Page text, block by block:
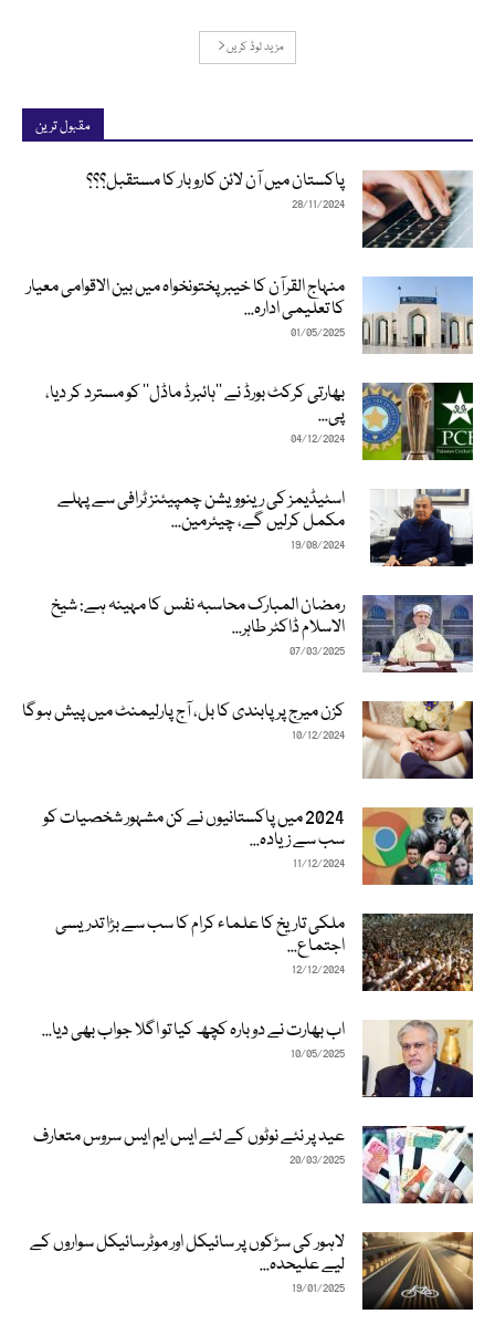
مزید لوڈ کریں
مقبول ترین
پاکستان میں آن لائن کاروبار کا مستقبل؟؟؟
28/11/2024
منہاج القرآن کا خیبرپختونخواہ میں بین الاقوامی معیار
کا تعلیمی ادارہ...
01/05/2025
بھارتی کرکٹ بورڈ نے ’’ہائبرڈ ماڈل‘‘ کو مسترد کر دیا،
پی...
04/12/2024
اسٹیڈیمز کی رینوویشن چمپیئنز ٹرافی سے پہلے
مکمل کرلیں گے، چیئرمین...
19/08/2024
رمضان المبارک محاسبہ نفس کا مہینہ ہے: شیخ
الاسلام ڈاکٹر طاہر...
07/03/2025
کزن میرج پر پابندی کا بل، آج پارلیمنٹ میں پیش ہوگا
10/12/2024
2024 میں پاکستانیوں نے کن مشہور شخصیات کو
سب سے زیادہ...
11/12/2024
ملکی تاریخ کا علماء کرام کا سب سے بڑا تدریسی
اجتماع...
12/12/2024
اب بھارت نے دوبارہ کچھ کیا تو اگلا جواب بھی دیا...
10/05/2025
عید پر نئے نوٹوں کے لئے ایس ایم ایس سروس متعارف
20/03/2025
لاہور کی سڑکوں پر سائیکل اور موٹرسائیکل سواروں کے
لیے علیحدہ...
19/01/2025